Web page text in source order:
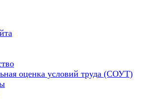
оценка условий труда (СОУТ)